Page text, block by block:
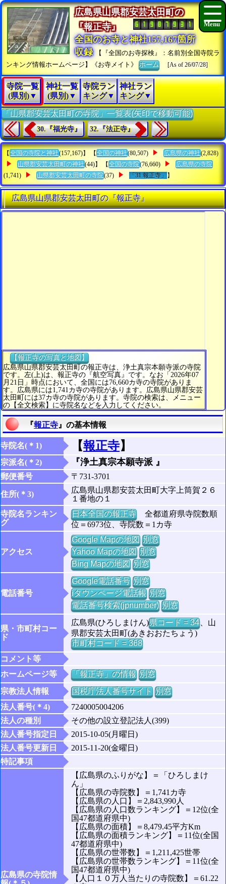
広島県山県郡安芸太田町の
『報正寺』
全国のお寺と神社157,167箇所
収録
【『全国のお寺探検』：名前別全国寺院ラ
ンキング情報ホームページ】《お寺メイト》ホーム [As of 26/07/28]
寺院一覧
(県別)▼
神社一覧
(県別)▼
寺院ラン
キング▼
神社ラン
キング▼
「山県郡安芸太田町の寺院」一覧表(矢印で移動可能)
30.『福光寺』 32.『法正寺』
【 全国の寺院と神社(157,167)】 【 全国の神社(80,507) 広島県の神社(2,828)
山県郡安芸太田町の神社(44)】 【 全国の寺院(76,660)
広島県の寺院
(1,741)
山県郡安芸太田町の寺院(37) 「31.報正寺」 】
広島県山県郡安芸太田町の『報正寺』
【報正寺の写真と地図】
広島県山県郡安芸太田町の報正寺は、浄土真宗本願寺派の寺院
です。左(上)は、報正寺の『航空写真』です。なお「2026年07
月21日」時点において、全国には76,660カ寺の寺院がありま
す。広島県には1,741カ寺の寺院があります。広島県山県郡安芸
太田町には37カ寺の寺院があります。寺院の検索は、メニュー
の【全文検索】に寺院名などを入力してください。
『報正寺 』の基本情報
寺院名(＊1) 【報正寺】
宗派名(＊2) 『浄土真宗本願寺派 』
郵便番号 〒731-3701
住所(＊3)
広島県山県郡安芸太田町大字上筒賀２６
１番地の１
寺院名ランキン
グ
日本全国の報正寺全都道府県寺院数順
位＝6973位、寺院数＝1カ寺
アクセス
Google Mapの地図 別窓
Yahoo Mapの地図 別窓
Bing Mapの地図 別窓
電話番号
Google電話番号 別窓
iタウンページ電話帳 別窓
電話番号検索(jpnumber) 別窓
県・市町村コー
ド
広島県(ひろしまけん)県コード = 34、山
県郡安芸太田町(あきおおたちょう)
市町村コード = 368
コメント等
ホームページ等
「報正寺」の情報 別窓
宗教法人情報
国税庁法人番号サイト 別窓
法人番号(＊4)
7240005004206
法人の種別
その他の設立登記法人(399)
法人番号指定日
2015-10-05(月曜日)
法人番号更新日
2015-11-20(金曜日)
特記事項
広島県の寺院情
【広島県のふりがな】＝「ひろしまけ
ん」
【広島県の寺院数】＝1,741カ寺
【広島県の人口】＝2,843,990人
【広島県の人口数ランキング】＝12位(全
国47都道府県中)
【広島県の面積】＝8,479.45平方Km
【広島県の面積ランキング】＝11位(全国
47都道府県中)
【広島県の世帯数】＝1,211,425世帯
【広島県の世帯数ランキング】＝11位(全
国47都道府県中)
【人口１０万人当たりの寺院数】＝61.22